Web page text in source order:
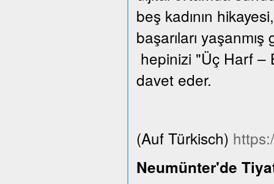
beş kadının
başarıları
hepinizi "Üç Harf –
davet eder.
(Auf Türkisch)
Neumünter'de